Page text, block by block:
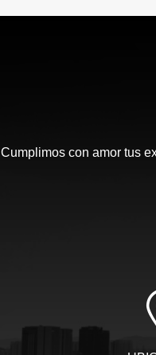
Cumplimos con amor tus